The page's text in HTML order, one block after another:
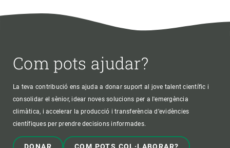
Com pots ajudar?
La teva contribució ens ajuda a donar suport al jove talent científic i
consolidar el sènior, idear noves solucions per a l'emergència
climàtica, i accelerar la producció i transferència d’evidències
científiques per prendre decisions informades.